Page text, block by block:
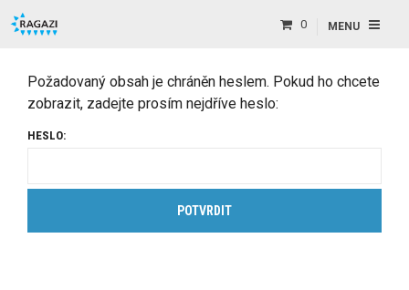
0 MENU
Požadovaný obsah je chráněn heslem. Pokud ho chcete
zobrazit, zadejte prosím nejdříve heslo:
HESLO: